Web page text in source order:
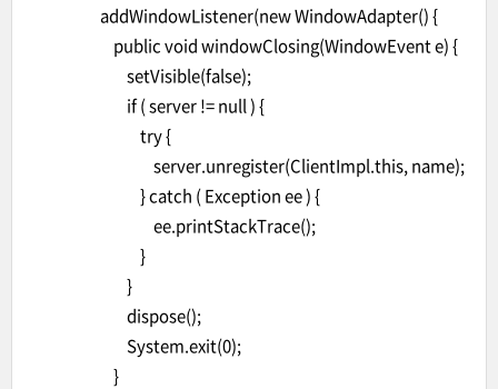
addWindowListener(new WindowAdapter() {
public void windowClosing(WindowEvent e) {
setVisible(false);
if ( server != null ) {
try {
server.unregister(ClientImpl.this, name);
} catch ( Exception ee ) {
ee.printStackTrace();
}
}
dispose();
System.exit(0);
}